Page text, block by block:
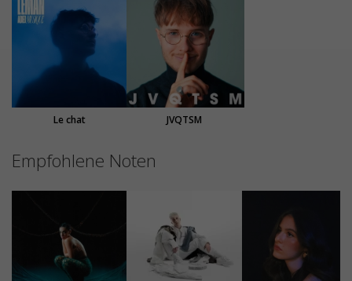
Le chat JVQTSM
Empfohlene Noten